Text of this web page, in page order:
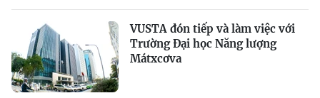
VUSTA đón tiếp và làm việc với
Trường Đại học Năng lượng
Mátxcơva